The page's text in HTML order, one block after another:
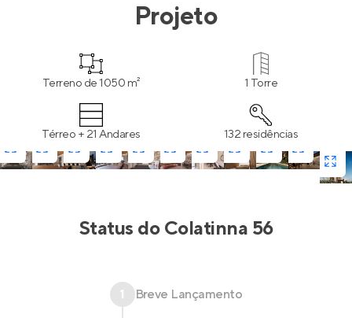
Projeto
Terreno de 1050 m² 1 Torre
Térreo + 21 Andares 132 residências
Status doColatinna 56
1 Breve Lançamento